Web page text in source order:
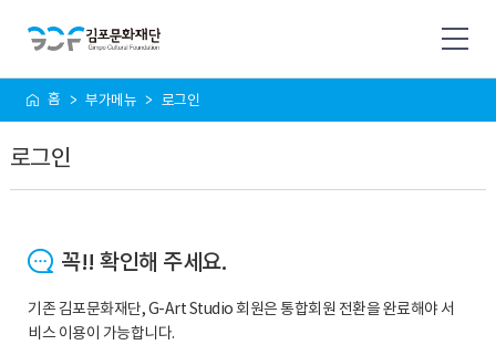
사
이
맵
홈 부가메뉴 로그인
로그인
꼭!! 확인해 주세요.
기존 김포문화재단, G-Art Studio 회원은 통합회원 전환을 완료해야 서
비스 이용이 가능합니다.